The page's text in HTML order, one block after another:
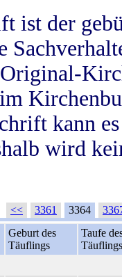
ist der
kann
wird
<< 3361 3364
Geburt des
Täuflings
Taufe
Täuflings